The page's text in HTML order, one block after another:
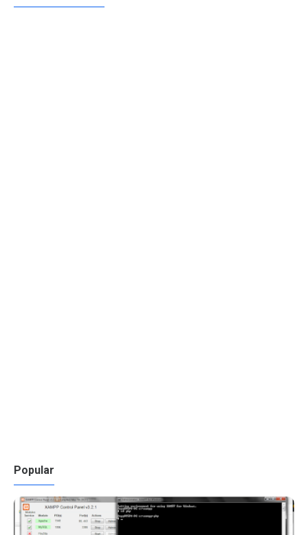
Popular